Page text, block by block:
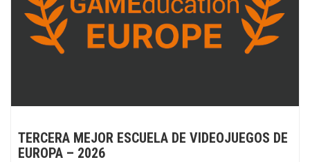
TERCERA MEJOR ESCUELA DE VIDEOJUEGOS DE
EUROPA – 2026